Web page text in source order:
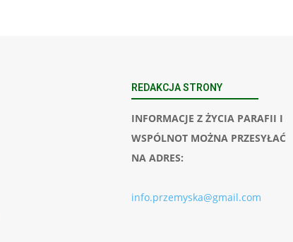
REDAKCJA STRONY
INFORMACJE Z ŻYCIA PARAFII I
WSPÓLNOT MOŻNA PRZESYŁAĆ
NA ADRES:
info.przemyska@gmail.com